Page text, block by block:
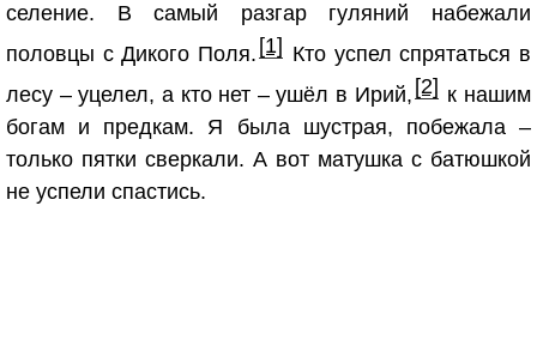
селение. В самый разгар гуляний набежали
половцы с Дикого Поля. [1] Кто успел спрятаться в
лесу – уцелел, а кто нет – ушёл в Ирий, [2] к нашим
богам и предкам. Я была шустрая, побежала –
только пятки сверкали. А вот матушка с батюшкой
не успели спастись.